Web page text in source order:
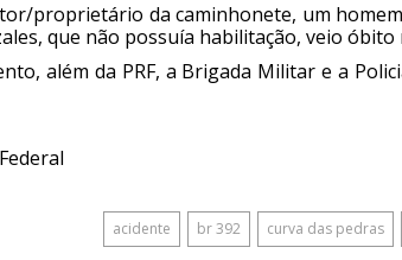
proprietário da caminhonete, um
que não possuía habilitação, veio óbito
além da PRF, a Brigada Militar e a
acidente br 392 curva das pedras